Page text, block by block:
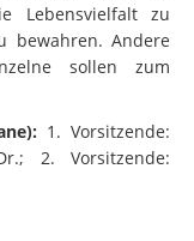
Lebensvielfalt zu
bewahren. Andere
sollen zum
1. Vorsitzende:
2. Vorsitzende: